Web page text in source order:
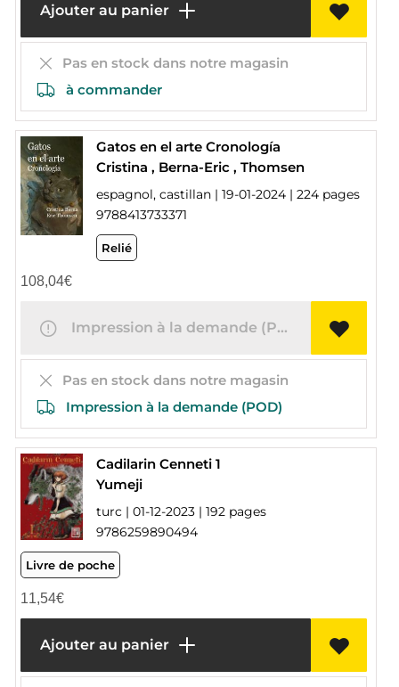
Ajouter au panier
Pas en stock dans notre magasin
à commander
Gatos en el arte Cronología
Cristina , Berna-Eric , Thomsen
espagnol, castillan | 19-01-2024 | 224 pages
9788413733371
Relié
108,04€
Impression à la demande (POD)
Pas en stock dans notre magasin
Impression à la demande (POD)
Cadilarin Cenneti 1
Yumeji
turc | 01-12-2023 | 192 pages
9786259890494
Livre de poche
11,54€
Ajouter au panier